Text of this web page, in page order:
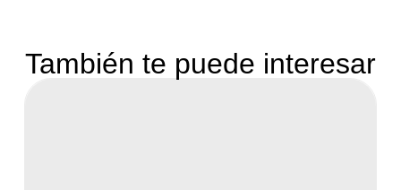
También te puede interesar